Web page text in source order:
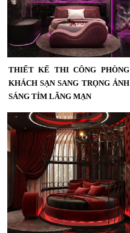
THIẾT KẾ THI CÔNG PHÒNG
KHÁCH SẠN SANG TRỌNG ÁNH
SÁNG TÍM LÃNG MẠN
Thiết Kế Thi Công Phòng Khách
Sạn Sang Trọng – Ánh Sáng Tím
Lãng Mạn...